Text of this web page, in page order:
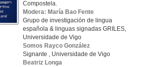
Compostela.
Modera: María Bao Fente
Grupo de investigación de lingua
española & linguas signadas GRILES,
Universidade de Vigo
Somos Rayco González
Signante , Universidade de Vigo
Beatriz Longa